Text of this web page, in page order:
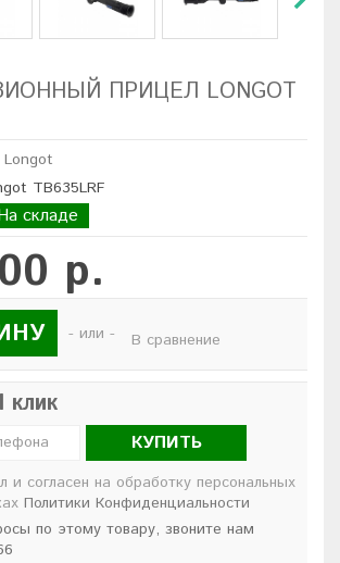
ПРИЦЕЛ LONGOT
Longot
TB635LRF
складе
р.
- или - В сравнение
клик
КУПИТЬ
и согласен на обработку персональных
Политики Конфиденциальности
по этому товару, звоните нам